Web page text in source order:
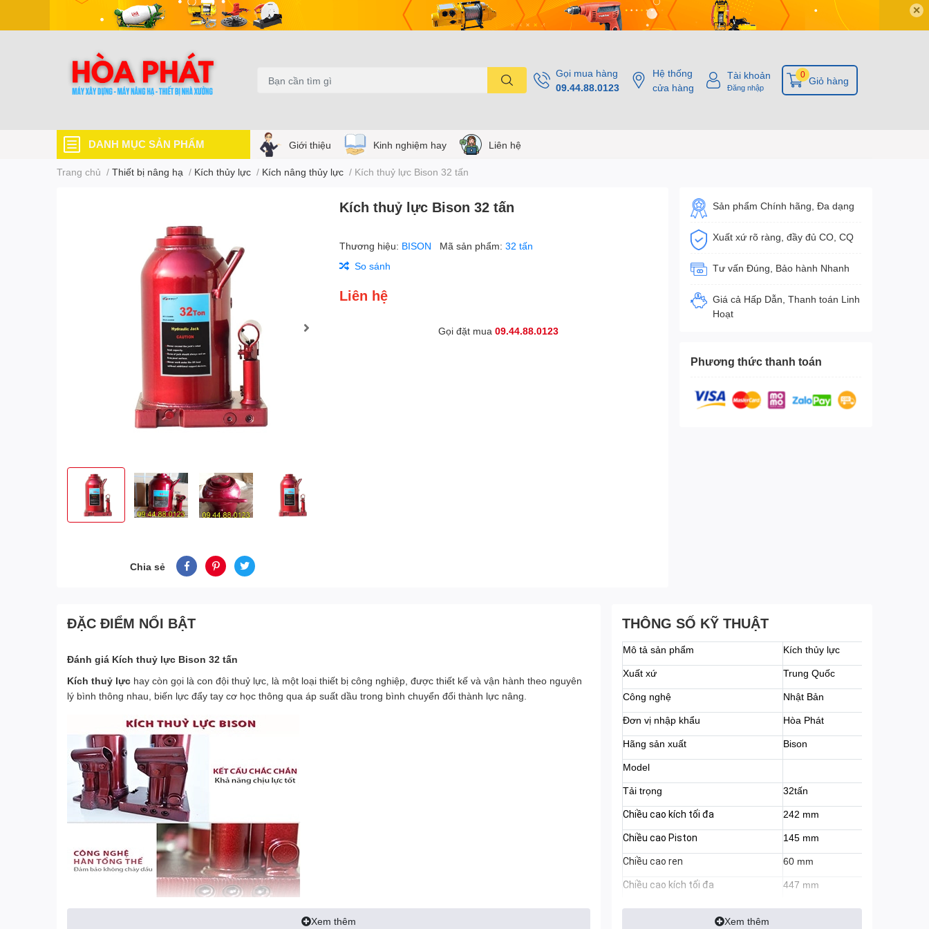
✕
Gọi mua hàng
09.44.88.0123
Hệ thống
cửa hàng
Tài khoản
Đăng nhập
Giỏ hàng
0
DANH MỤC SẢN PHẨM Giới thiệu Kinh nghiệm hay Liên hệ
Trang chủ / Thiết bị nâng hạ / Kích thủy lực / Kích nâng thủy lực / Kích thuỷ lực Bison 32 tấn
Chia sẻ
Kích thuỷ lực Bison 32 tấn
Thương hiệu: BISON Mã sản phẩm:32 tấn
So sánh
Liên hệ
Gọi đặt mua09.44.88.0123
Sản phẩm Chính hãng, Đa dạng
Xuất xứ rõ ràng, đầy đủ CO, CQ
Tư vấn Đúng, Bảo hành Nhanh
Giá cả Hấp Dẫn, Thanh toán Linh
Hoạt
Phương thức thanh toán
ĐẶC ĐIỂM NỔI BẬT
Đánh giá Kích thuỷ lực Bison 32 tấn
Kích thuỷ lực hay còn gọi là con đội thuỷ lực, là một loại thiết bị công nghiệp, được thiết kế và vận hành theo nguyên
lý bình thông nhau, biến lực đẩy tay cơ học thông qua áp suất dầu trong bình chuyển đổi thành lực nâng.
Xem thêm
THÔNG SỐ KỸ THUẬT
Mô tả sản phẩm Kích thủy lực
Xuất xứ Trung Quốc
Công nghệ Nhật Bản
Đơn vị nhập khẩu Hòa Phát
Hãng sản xuất Bison
Model
Tải trọng 32tấn
Chiều cao kích tối đa 242 mm
Chiều cao Piston 145 mm
Chiều cao ren 60 mm
Chiều cao kích tối đa 447 mm
Trọng lượng 10.5 kg
Xem thêm